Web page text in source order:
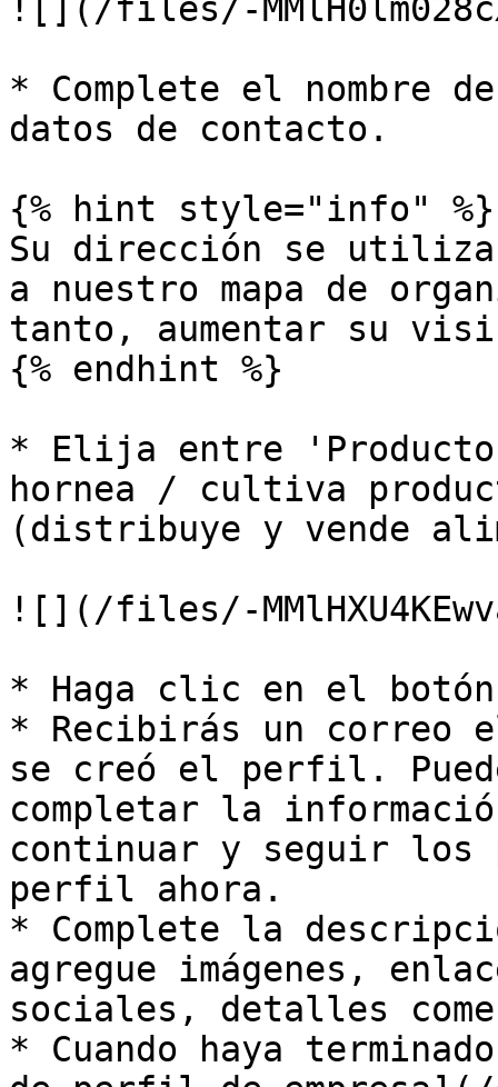
![](/files/-
* Complete el nombre
datos de contacto.
{% hint style="info" %}
Su dirección se
a nuestro mapa de
tanto, aumentar su
{% endhint %}
* Elija entre
hornea / cultiva
(distribuye y vende
![](/files/-
* Haga clic en el
* Recibirás un correo
se creó el perfil.
completar la
continuar y seguir los
perfil ahora.
* Complete la
agregue imágenes,
sociales, detalles
* Cuando haya